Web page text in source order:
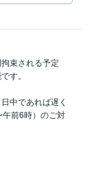
束される予定
す。
中であれば遅く
前6時）のご対